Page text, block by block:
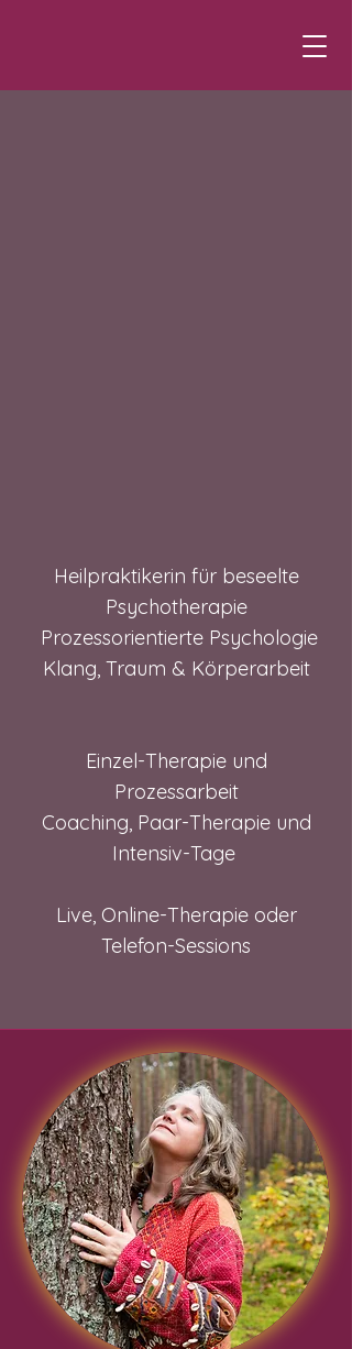
Heilpraktikerin für beseelte
Psychotherapie
Prozessorientierte Psychologie
Klang, Traum & Körperarbeit
Einzel-Therapie und
Prozessarbeit
Coaching, Paar-Therapie und
Intensiv-Tage
Live, Online-Therapie oder
Telefon-Sessions